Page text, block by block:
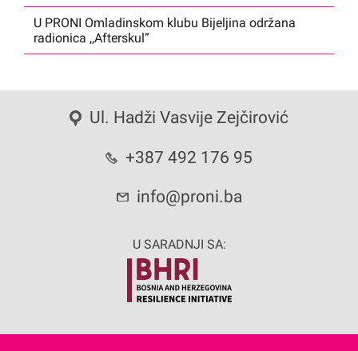
U PRONI Omladinskom klubu Bijeljina održana
radionica ,,Afterskul”
Ul. Hadži Vasvije Zejčirović
+387 492 176 95
info@proni.ba
U SARADNJI SA: